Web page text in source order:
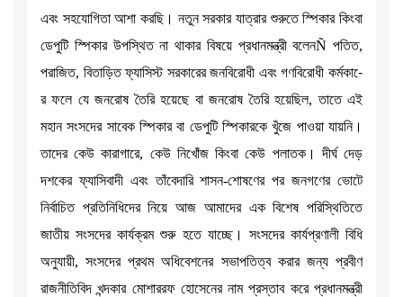
এবং সহযোগিতা আশা করছি। নতুন সরকার যাত্রার শুরুতে স্পিকার কিংবা
ডেপুটি স্পিকার উপস্থিত না থাকার বিষয়ে প্রধানমন্ত্রী বলেনÑ পতিত,
পরাজিত, বিতাড়িত ফ্যাসিস্ট সরকারের জনবিরোধী এবং গণবিরোধী কর্মকা-ে
র ফলে যে জনরোষ তৈরি হয়েছে বা জনরোষ তৈরি হয়েছিল, তাতে এই
মহান সংসদের সাবেক স্পিকার বা ডেপুটি স্পিকারকে খুঁজে পাওয়া যায়নি।
তাদের কেউ কারাগারে, কেউ নিখোঁজ কিংবা কেউ পলাতক। দীর্ঘ দেড়
দশকের ফ্যাসিবাদী এবং তাঁবেদারি শাসন-শোষণের পর জনগণের ভোটে
নির্বাচিত প্রতিনিধিদের নিয়ে আজ আমাদের এক বিশেষ পরিস্থিতিতে
জাতীয় সংসদের কার্যক্রম শুরু হতে যাচ্ছে। সংসদের কার্যপ্রণালী বিধি
অনুযায়ী, সংসদের প্রথম অধিবেশনের সভাপতিত্ব করার জন্য প্রবীণ
রাজনীতিবিদ খন্দকার মোশাররফ হোসেনের নাম প্রস্তাব করে প্রধানমন্ত্রী